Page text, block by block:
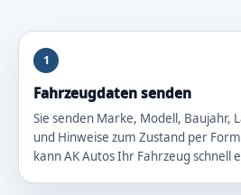
1
Fahrzeugdaten senden
Sie senden Marke, Modell, Baujahr,
und Hinweise zum Zustand per
kann AK Autos Ihr Fahrzeug schnell